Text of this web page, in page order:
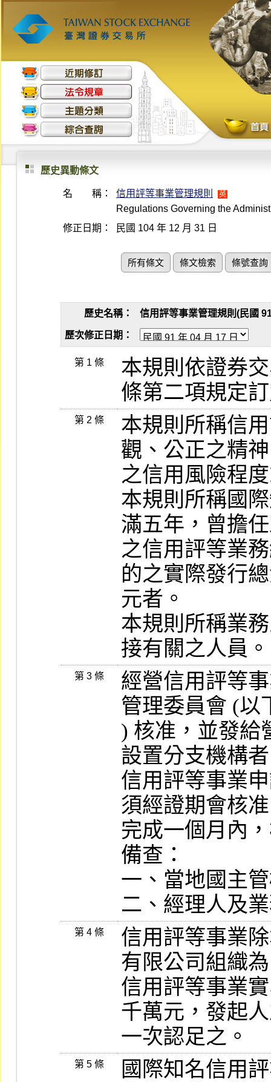
歷史異動條文
名 稱： 信用評等事業管理規則 英
Regulations Governing the
修正日期：
民國 104 年 12 月 31 日
所有條文 條文檢索 條號查詢
歷史名稱： 信用評等事業管理規則(民國
歷次修正日期：
第 1 條 本規則依證券
第 2 條
本規則所稱信
觀、公正之精
之信用風險程
本規則所稱國
滿五年，曾擔
之信用評等業
的之實際發行
元者。
本規則所稱業
第 3 條
經營信用評等
管理委員會 (以
) 核准，並發給
設置分支機構
信用評等事業
須經證期會核
完成一個月內
備查：
一、當地國主
第 4 條
信用評等事業
有限公司組織
信用評等事業
千萬元，發起
第 5 條
國際知名信用